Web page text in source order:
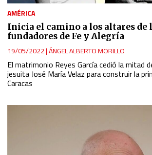
AMÉRICA
Inicia el camino a los altares de
fundadores de Fe y Alegría
19/05/2022|ÁNGEL ALBERTO MORILLO
El matrimonio Reyes García cedió la mitad
jesuita José María Velaz para construir la
Caracas